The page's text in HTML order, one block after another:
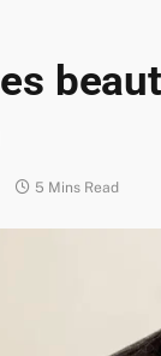
5 Mins Read